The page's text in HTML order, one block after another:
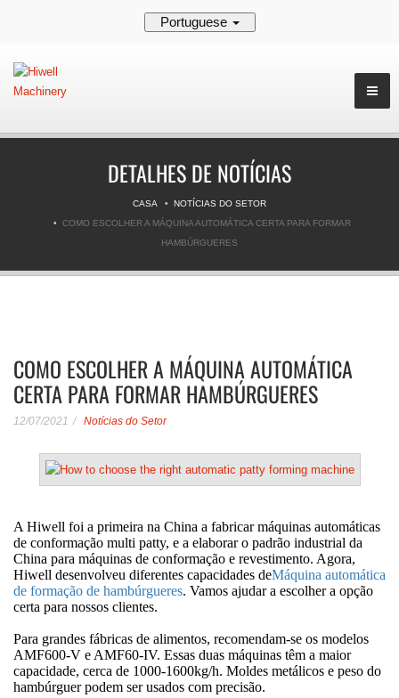
Portuguese
DETALHES DE NOTÍCIAS
CASA
NOTÍCIAS DO SETOR
COMO ESCOLHER A MÁQUINA AUTOMÁTICA CERTA PARA FORMAR
HAMBÚRGUERES
COMO ESCOLHER A MÁQUINA AUTOMÁTICA
CERTA PARA FORMAR HAMBÚRGUERES
12/07/2021 Notícias do Setor